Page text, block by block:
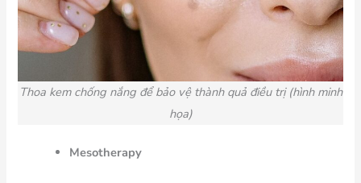
Thoa kem chống nắng để bảo vệ thành quả điều trị (hình minh
họa)
Mesotherapy